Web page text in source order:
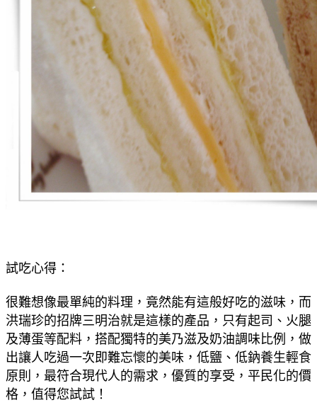
試吃心得：
很難想像最單純的料理，竟然能有這般好吃的滋味，而
洪瑞珍的招牌三明治就是這樣的產品，只有起司、火腿
及薄蛋等配料，搭配獨特的美乃滋及奶油調味比例，做
出讓人吃過一次即難忘懷的美味，低鹽、低鈉養生輕食
原則，最符合現代人的需求，優質的享受，平民化的價
格，值得您試試！